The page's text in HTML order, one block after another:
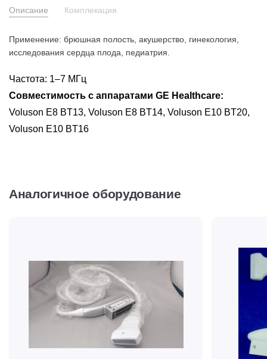
Описание Комплекация
Применение: брюшная полость, акушерство, гинекология,
исследования сердца плода, педиатрия.
Частота: 1–7 МГц
Совместимость с аппаратами GE Healthcare:
Voluson E8 BT13, Voluson E8 BT14, Voluson E10 BT20,
Voluson E10 BT16
Аналогичное оборудование